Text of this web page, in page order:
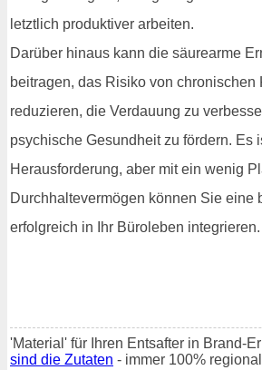
letztlich produktiver arbeiten.
Darüber hinaus kann die säurearme
beitragen, das Risiko von chronischen
reduzieren, die Verdauung zu
psychische Gesundheit zu fördern. Es
Herausforderung, aber mit ein wenig
Durchhaltevermögen können Sie eine
erfolgreich in Ihr Büroleben integrieren.
'Material' für Ihren Entsafter in Brand-
sind die Zutaten - immer 100%